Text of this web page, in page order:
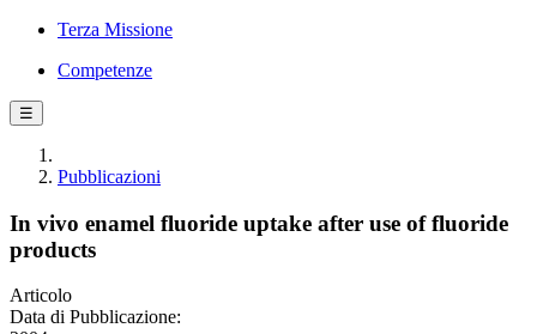
Terza Missione
Competenze
☰
Pubblicazioni
In vivo enamel fluoride uptake after use of fluoride
products
Articolo
Data di Pubblicazione: